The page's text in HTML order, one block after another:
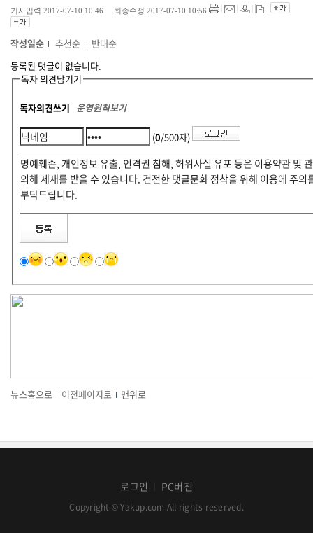
기사입력 2017-07-10 10:46 최종수정 2017-07-10 10:56
작성일순 추천순
반대순
등록된 댓글이 없습니다.
독자 의견남기기
독자의견쓰기 운영원칙보기
(0/500자)
뉴스홈으로 이전페이지로 맨위로
로그인 PC버전
Copyright © Yakup.com All rights reserved.